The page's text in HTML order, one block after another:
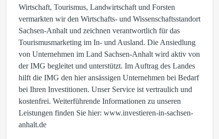
Wirtschaft, Tourismus, Landwirtschaft und Forsten
vermarkten wir den Wirtschafts- und Wissenschaftsstandort
Sachsen-Anhalt und zeichnen verantwortlich für das
Tourismusmarketing im In- und Ausland. Die Ansiedlung
von Unternehmen im Land Sachsen-Anhalt wird aktiv von
der IMG begleitet und unterstützt. Im Auftrag des Landes
hilft die IMG den hier ansässigen Unternehmen bei Bedarf
bei Ihren Investitionen. Unser Service ist vertraulich und
kostenfrei. Weiterführende Informationen zu unseren
Leistungen finden Sie hier: www.investieren-in-sachsen-
anhalt.de